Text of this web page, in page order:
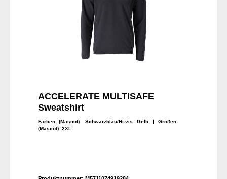
ACCELERATE MULTISAFE
Sweatshirt
Farben (Mascot): Schwarzblau/Hi-vis Gelb | Größen
(Mascot): 2XL